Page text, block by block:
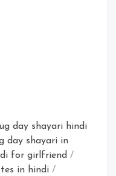
day shayari hindi
day shayari in
for girlfriend /
in hindi /